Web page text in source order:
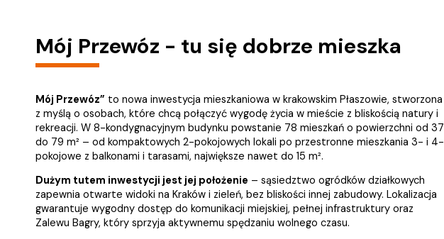
Mój Przewóz - tu się dobrze mieszka
Mój Przewóz” to nowa inwestycja mieszkaniowa w krakowskim Płaszowie, stworzona
z myślą o osobach, które chcą połączyć wygodę życia w mieście z bliskością natury i
rekreacji. W 8-kondygnacyjnym budynku powstanie 78 mieszkań o powierzchni od 37
do 79 m² – od kompaktowych 2-pokojowych lokali po przestronne mieszkania 3- i 4-
pokojowe z balkonami i tarasami, największe nawet do 15 m².
Dużym tutem inwestycji jest jej położenie – sąsiedztwo ogródków działkowych
zapewnia otwarte widoki na Kraków i zieleń, bez bliskości innej zabudowy. Lokalizacja
gwarantuje wygodny dostęp do komunikacji miejskiej, pełnej infrastruktury oraz
Zalewu Bagry, który sprzyja aktywnemu spędzaniu wolnego czasu.